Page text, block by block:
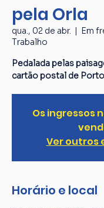
pela Orla
qua., 02 de abr.
  |
Em
Trabalho
Pedalada pelas
cartão postal de
Os ingressos
Ver outros
Horário e local